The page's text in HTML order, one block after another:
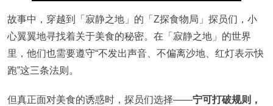
故事中，穿越到「寂静之地」的「Z探食物局」探员们，小
心翼翼地寻找着关于美食的秘密。在「寂静之地」的世界
里，他们也需要遵守“不发出声音、不偏离沙地、红灯表示快
跑”这三条法则。
但真正面对美食的诱惑时，探员们选择——宁可打破规则，